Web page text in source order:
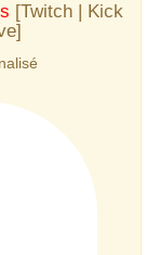
[Twitch | Kick